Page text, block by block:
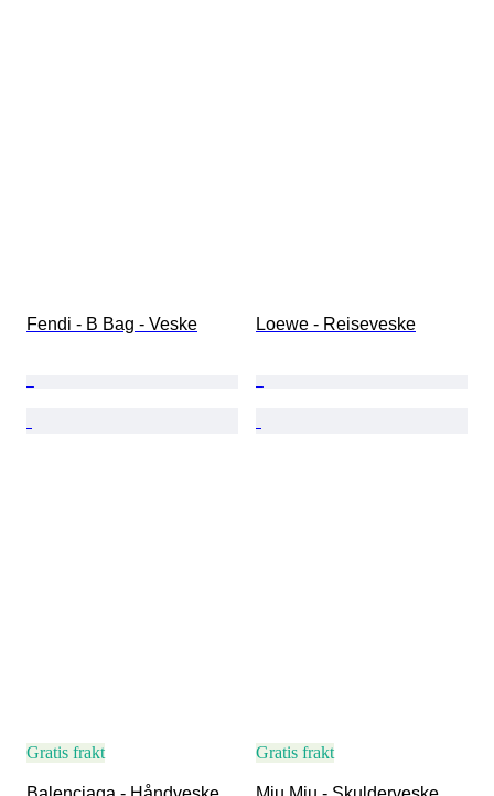
Fendi - B Bag - Veske Loewe - Reiseveske
Gratis frakt Gratis frakt